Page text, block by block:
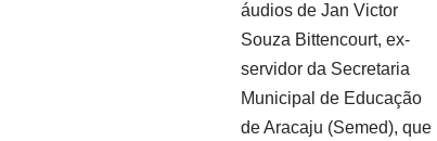
áudios de Jan Victor
Souza Bittencourt, ex-
servidor da Secretaria
Municipal de Educação
de Aracaju (Semed), que